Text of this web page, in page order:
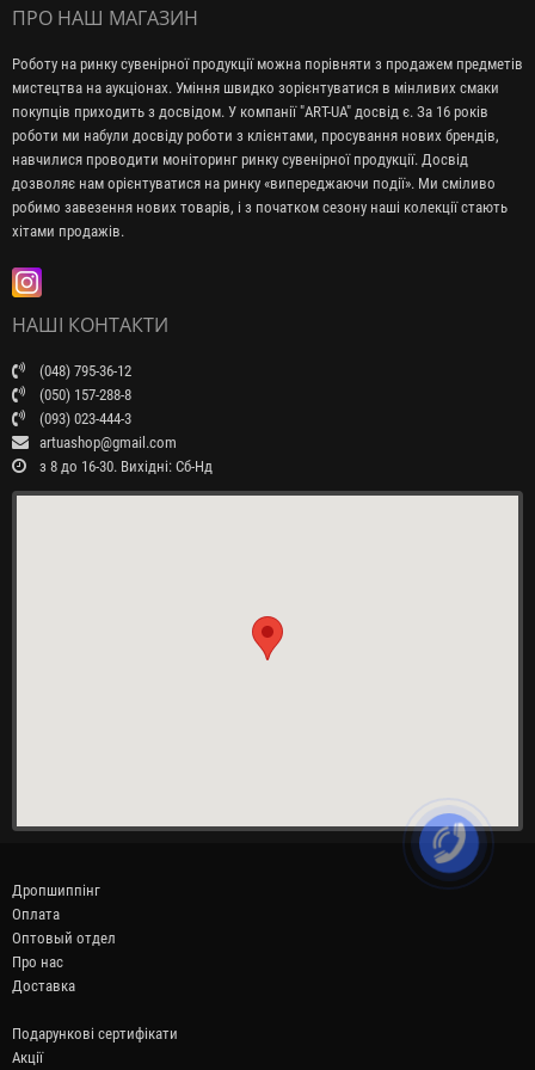
ПРО НАШ МАГАЗИН
Роботу на ринку сувенірної продукції можна порівняти з продажем предметів
мистецтва на аукціонах. Уміння швидко зорієнтуватися в мінливих смаки
покупців приходить з досвідом. У компанії "ART-UA" досвід є. За 16 років
роботи ми набули досвіду роботи з клієнтами, просування нових брендів,
навчилися проводити моніторинг ринку сувенірної продукції. Досвід
дозволяє нам орієнтуватися на ринку «випереджаючи події». Ми сміливо
робимо завезення нових товарів, і з початком сезону наші колекції стають
хітами продажів.
НАШІ КОНТАКТИ
(048) 795-36-12
(050) 157-288-8
(093) 023-444-3
artuashop@gmail.com
з 8 до 16-30. Вихідні: Сб-Нд
Дропшиппінг
Оплата
Оптовый отдел
Про нас
Доставка
Подарункові сертифікати
Акції